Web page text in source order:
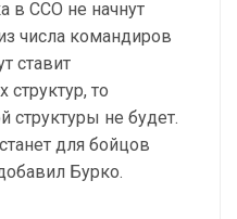
в ССО не начнут
числа командиров
ставит
структур, то
структуры не будет.
для бойцов
Бурко.